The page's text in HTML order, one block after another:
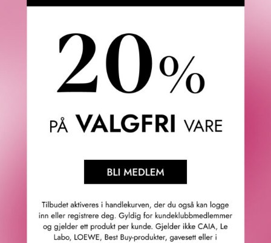
salknappen, sentralt plassert på flakongen, sørger for god
estetisk balanse, og fungerer fint som svingakse.
Flakongen kan etterfylles ved hjelp av refillflasken med
om respekt for noe som er skapt for å vare.
I 1837 grunnla Thierry Hermès en liten salmakerbedrift i
Paris. Han produserte saler og seletøy. Og helt siden den
bevegelsesfrihet, og reiseartikler av alle slag. Dette er et
gjennomgangstema i motehusets kreasjoner, og er blitt
husets kulturelle særtrekk.